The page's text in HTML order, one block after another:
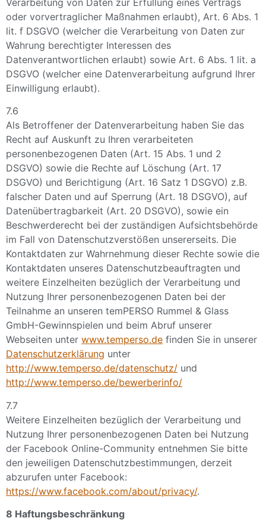
Verarbeitung von Daten zur Erfüllung eines Vertrags
oder vorvertraglicher Maßnahmen erlaubt), Art. 6 Abs. 1
lit. f DSGVO (welcher die Verarbeitung von Daten zur
Wahrung berechtigter Interessen des
Datenverantwortlichen erlaubt) sowie Art. 6 Abs. 1 lit. a
DSGVO (welcher eine Datenverarbeitung aufgrund Ihrer
Einwilligung erlaubt).
7.6
Als Betroffener der Datenverarbeitung haben Sie das
Recht auf Auskunft zu Ihren verarbeiteten
personenbezogenen Daten (Art. 15 Abs. 1 und 2
DSGVO) sowie die Rechte auf Löschung (Art. 17
DSGVO) und Berichtigung (Art. 16 Satz 1 DSGVO) z.B.
falscher Daten und auf Sperrung (Art. 18 DSGVO), auf
Datenübertragbarkeit (Art. 20 DSGVO), sowie ein
Beschwerderecht bei der zuständigen Aufsichtsbehörde
im Fall von Datenschutzverstößen unsererseits. Die
Kontaktdaten zur Wahrnehmung dieser Rechte sowie die
Kontaktdaten unseres Datenschutzbeauftragten und
weitere Einzelheiten bezüglich der Verarbeitung und
Nutzung Ihrer personenbezogenen Daten bei der
Teilnahme an unseren temPERSO Rummel & Glass
GmbH-Gewinnspielen und beim Abruf unserer
Webseiten unter www.temperso.de finden Sie in unserer
Datenschutzerklärung unter
http://www.temperso.de/datenschutz/ und
http://www.temperso.de/bewerberinfo/
7.7
Weitere Einzelheiten bezüglich der Verarbeitung und
Nutzung Ihrer personenbezogenen Daten bei Nutzung
der Facebook Online-Community entnehmen Sie bitte
den jeweiligen Datenschutzbestimmungen, derzeit
abzurufen unter Facebook:
https://www.facebook.com/about/privacy/.
8 Haftungsbeschränkung